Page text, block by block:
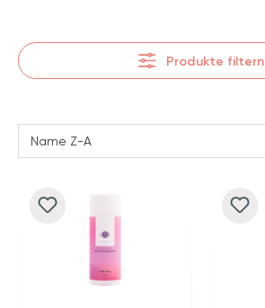
Produkte filtern